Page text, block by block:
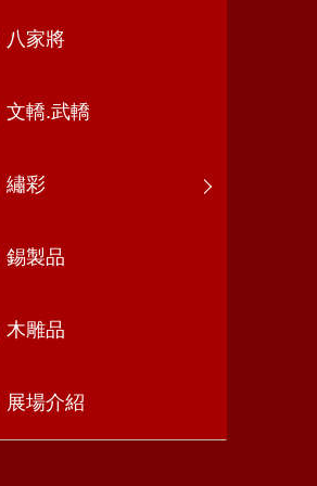
八家將
文轎.武轎
繡彩
錫製品
木雕品
展場介紹